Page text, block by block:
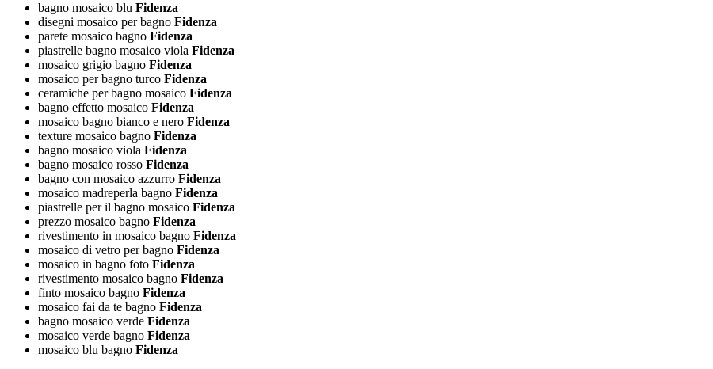
bagno mosaico blu Fidenza
disegni mosaico per bagno Fidenza
parete mosaico bagno Fidenza
piastrelle bagno mosaico viola Fidenza
mosaico grigio bagno Fidenza
mosaico per bagno turco Fidenza
ceramiche per bagno mosaico Fidenza
bagno effetto mosaico Fidenza
mosaico bagno bianco e nero Fidenza
texture mosaico bagno Fidenza
bagno mosaico viola Fidenza
bagno mosaico rosso Fidenza
bagno con mosaico azzurro Fidenza
mosaico madreperla bagno Fidenza
piastrelle per il bagno mosaico Fidenza
prezzo mosaico bagno Fidenza
rivestimento in mosaico bagno Fidenza
mosaico di vetro per bagno Fidenza
mosaico in bagno foto Fidenza
rivestimento mosaico bagno Fidenza
finto mosaico bagno Fidenza
mosaico fai da te bagno Fidenza
bagno mosaico verde Fidenza
mosaico verde bagno Fidenza
mosaico blu bagno Fidenza